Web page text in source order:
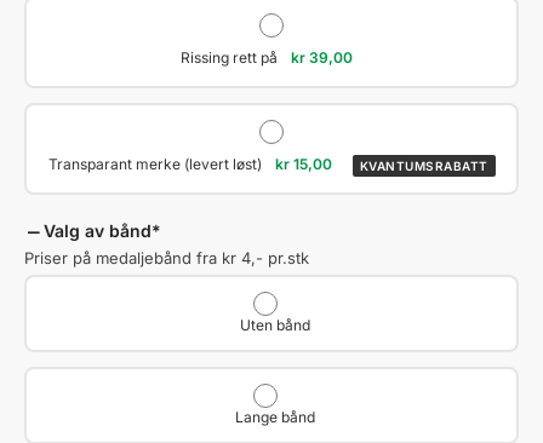
Rissing rett på kr 39,00
Transparant merke (levert løst) kr15,00 KVANTUMSRABATT
Valg av bånd*
Priser på medaljebånd fra kr 4,- pr.stk
Uten bånd
Lange bånd